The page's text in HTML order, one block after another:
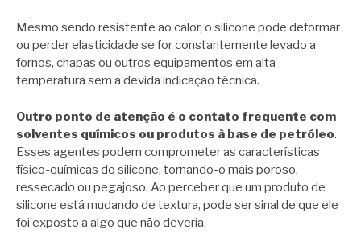
Mesmo sendo resistente ao calor, o silicone pode deformar
ou perder elasticidade se for constantemente levado a
fornos, chapas ou outros equipamentos em alta
temperatura sem a devida indicação técnica.
Outro ponto de atenção é o contato frequente com
solventes químicos ou produtos à base de petróleo.
Esses agentes podem comprometer as características
físico-químicas do silicone, tornando-o mais poroso,
ressecado ou pegajoso. Ao perceber que um produto de
silicone está mudando de textura, pode ser sinal de que ele
foi exposto a algo que não deveria.